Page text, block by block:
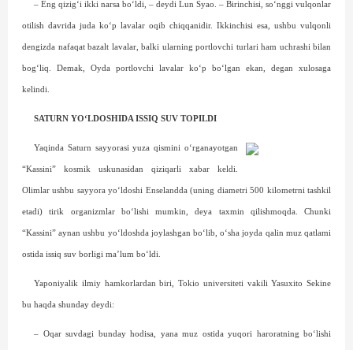
– Eng qizig‘i ikki narsa bo‘ldi, – deydi Lun Syao. – Birinchisi, so‘nggi vulqonlar
otilish davrida juda ko‘p lavalar oqib chiqqanidir. Ikkinchisi esa, ushbu vulqonli
dengizda nafaqat bazalt lavalar, balki ularning portlovchi turlari ham uchrashi bilan
bog‘liq. Demak, Oyda portlovchi lavalar ko‘p bo‘lgan ekan, degan xulosaga
kelindi.
SATURN YO‘LDOSHIDA ISSIQ SUV TOPILDI
Yaqinda Saturn sayyorasi yuza qismini o‘rganayotgan
“Kassini” kosmik uskunasidan qiziqarli xabar keldi.
Olimlar ushbu sayyora yo‘ldoshi Enselandda (uning diametri 500 kilometrni tashkil
etadi) tirik organizmlar bo‘lishi mumkin, deya taxmin qilishmoqda. Chunki
“Kassini” aynan ushbu yo‘ldoshda joylashgan bo‘lib, o‘sha joyda qalin muz qatlami
ostida issiq suv borligi ma’lum bo‘ldi.
Yaponiyalik ilmiy hamkorlardan biri, Tokio universiteti vakili Yasuxito Sekine
bu haqda shunday deydi:
– Oqar suvdagi bunday hodisa, yana muz ostida yuqori haroratning bo‘lishi